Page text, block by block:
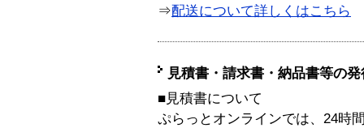
⇒配送について詳しくはこちら
見積書・請求書・納品書等の
■見積書について
ぷらっとオンラインでは、24時